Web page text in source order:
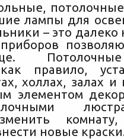
лампы для
– это далеко
правило,
холлах, залах
элементом
новые